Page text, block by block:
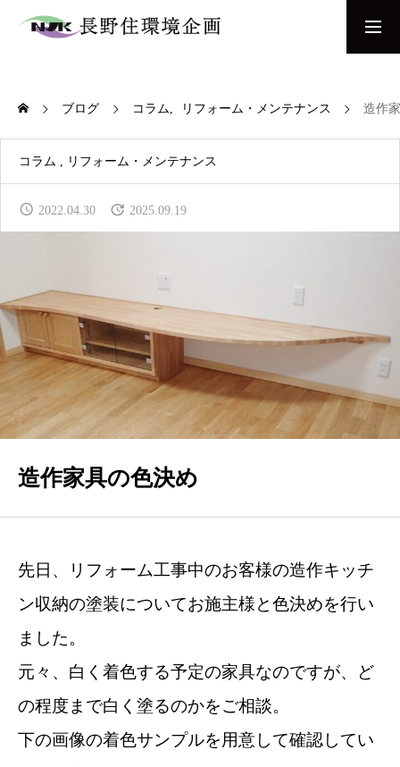
当社について
NEW BUILD
REFORM & RENOVATION
リフォーム・リノベーションをお考えの方へ
WORKS
施工事例
VOICE
FAQ
よくあるご質問
YOUTUBE
BLOG
お役立ちブログ
CONTACT
お問い合わせ
ブログ コラム リフォーム・メンテナンス 造作
コラム リフォーム・メンテナンス
2022.04.30 2025.09.19
造作家具の色決め
先日、リフォーム工事中のお客様の造作キッチ
ン収納の塗装についてお施主様と色決めを行い
ました。
元々、白く着色する予定の家具なのですが、ど
の程度まで白く塗るのかをご相談。
下の画像の着色サンプルを用意して確認してい